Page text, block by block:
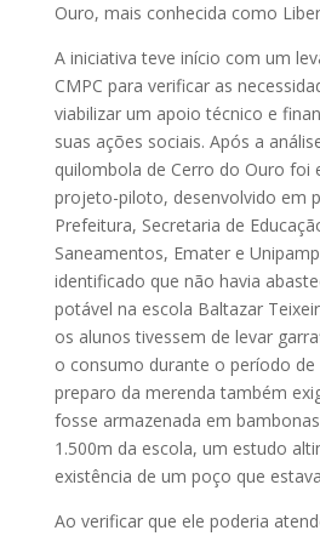
Ouro, mais conhecida como
A iniciativa teve início com um
CMPC para verificar as
viabilizar um apoio técnico e
suas ações sociais. Após a
quilombola de Cerro do Ouro foi
projeto-piloto, desenvolvido em
Prefeitura, Secretaria de
Saneamentos, Emater e
identificado que não havia
potável na escola Baltazar
os alunos tivessem de levar
o consumo durante o período de
preparo da merenda também
fosse armazenada em
1.500m da escola, um estudo
existência de um poço que
Ao verificar que ele poderia